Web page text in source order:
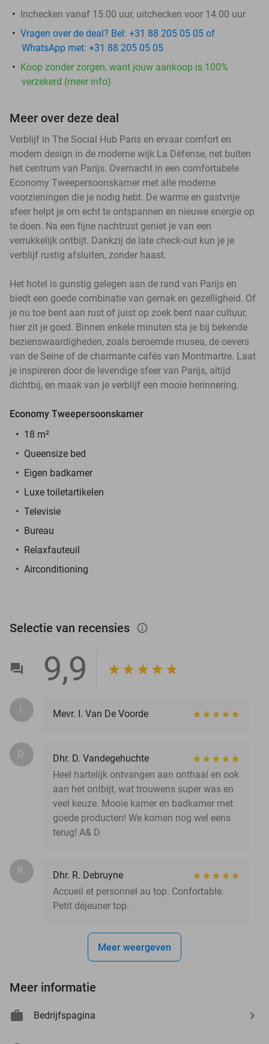
Inchecken vanaf 15.00 uur, uitchecken voor 14.00 uur
Vragen over de deal? Bel: +31 88 205 05 05 of
WhatsApp met: +31 88 205 05 05
Koop zonder zorgen, want jouw aankoop is 100%
verzekerd (meer info)
Meer over deze deal
Verblijf in The Social Hub Paris en ervaar comfort en
modern design in de moderne wijk La Défense, net buiten
het centrum van Parijs. Overnacht in een comfortabele
Economy Tweepersoonskamer met alle moderne
voorzieningen die je nodig hebt. De warme en gastvrije
sfeer helpt je om echt te ontspannen en nieuwe energie op
te doen. Na een fijne nachtrust geniet je van een
verrukkelijk ontbijt. Dankzij de late check-out kun je je
verblijf rustig afsluiten, zonder haast.
Het hotel is gunstig gelegen aan de rand van Parijs en
biedt een goede combinatie van gemak en gezelligheid. Of
je nu toe bent aan rust of juist op zoek bent naar cultuur,
hier zit je goed. Binnen enkele minuten sta je bij bekende
bezienswaardigheden, zoals beroemde musea, de oevers
van de Seine of de charmante cafés van Montmartre. Laat
je inspireren door de levendige sfeer van Parijs, altijd
dichtbij, en maak van je verblijf een mooie herinnering.
Economy Tweepersoonskamer
18 m²
Queensize bed
Eigen badkamer
Luxe toiletartikelen
Televisie
Bureau
Relaxfauteuil
Airconditioning
Selectie van recensies info_outlined
9,9
I. Mevr. I. Van De Voorde
D.
Dhr. D. Vandegehuchte
Heel hartelijk ontvangen aan onthaal en ook
aan het ontbijt, wat trouwens super was en
veel keuze. Mooie kamer en badkamer met
goede producten! We komen nog wel eens
terug! A& D
R.
Dhr. R. Debruyne
Accueil et personnel au top. Confortable.
Petit déjeuner top.
Meer weergeven
Meer informatie
Bedrijfspagina